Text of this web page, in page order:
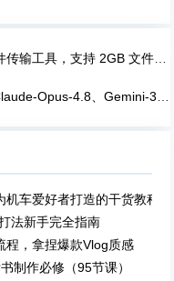
工具，支持 2GB 文件分享
、Gemini-3.5-Flash、GPT-5.5等大模型
车爱好者打造的干货教程
法新手完全指南
程，拿捏爆款Vlog质感
制作必修（95节课）